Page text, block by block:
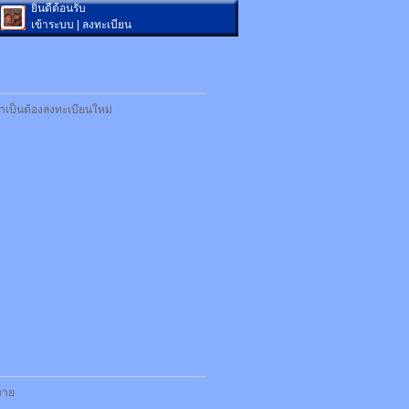
ยินดีต้อนรับ
เข้าระบบ
ลงทะเบียน
ป็นต้องลงทะเบียนใหม่
ย